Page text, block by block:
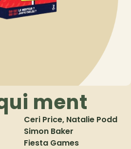
ment
Ceri Price, Natalie Podd
Simon Baker
Fiesta Games